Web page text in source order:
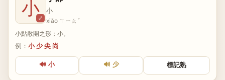
小⤢
小
xiǎo ㄒㄧㄠˇ
小點散開之形；小。
例： 小 少 尖 尚
🔊 小 🔊 少 標記熟